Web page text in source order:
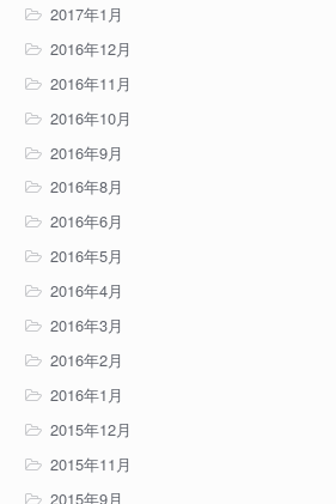
2017年1月
2016年12月
2016年11月
2016年10月
2016年9月
2016年8月
2016年6月
2016年5月
2016年4月
2016年3月
2016年2月
2016年1月
2015年12月
2015年11月
2015年9月